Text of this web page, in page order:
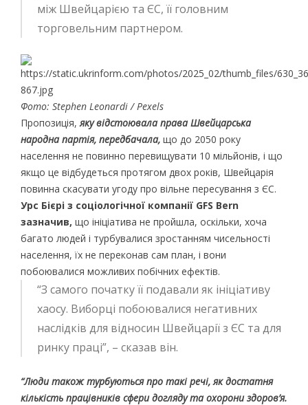
між Швейцарією та ЄС, її головним
торговельним партнером.
Фото: Stephen Leonardi / Рexels
Пропозиція, яку відстоювала права Швейцарська
народна партія, передбачала,що до 2050 року
населення не повинно перевищувати 10 мільйонів, і що
якщо це відбудеться протягом двох років, Швейцарія
повинна скасувати угоду про вільне пересування з ЄС.
Урс Бієрі з соціологічної компанії GFS Bern
зазначив, що ініціатива не пройшла, оскільки, хоча
багато людей і турбувалися зростанням чисельності
населення, їх не переконав сам план, і вони
побоювалися можливих побічних ефектів.
“З самого початку її подавали як ініціативу
хаосу. Виборці побоювалися негативних
наслідків для відносин Швейцарії з ЄС та для
ринку праці”, – сказав він.
“Люди також турбуються про такі речі, як достатня
кількість працівників сфери догляду та охорони здоров’я.